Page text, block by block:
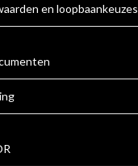
en loopbaankeuzes